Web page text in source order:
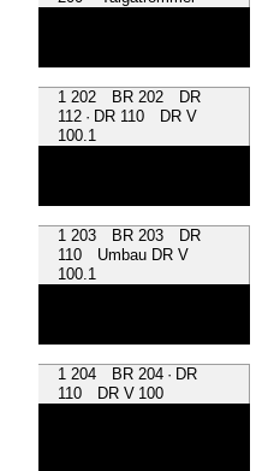
1 202 BR 202 DR
112 · DR 110 DR V
100.1
1 203 BR 203 DR
110 Umbau DR V
100.1
1 204 BR 204 · DR
110 DR V 100